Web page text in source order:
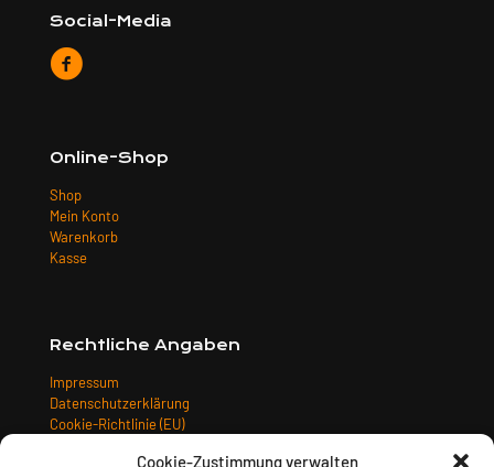
Cookie-Zustimmung verwalten
Social-Media
Online-Shop
Shop
Mein Konto
Warenkorb
Kasse
Rechtliche Angaben
Impressum
Datenschutzerklärung
Cookie-Richtlinie (EU)